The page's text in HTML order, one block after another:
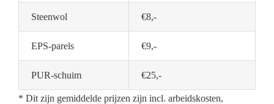
Steenwol €8,-
EPS-parels €9,-
PUR-schuim €25,-
* Dit zijn gemiddelde prijzen zijn incl. arbeidskosten,